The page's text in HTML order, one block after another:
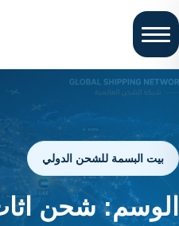
بيت البسمة للشحن الدولي
الوسم:شحن